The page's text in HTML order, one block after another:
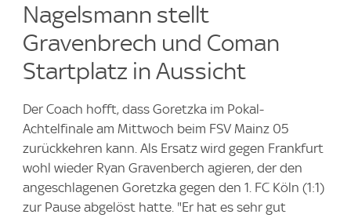
Nagelsmann stellt
Gravenbrech und Coman
Startplatz in Aussicht
Der Coach hofft, dass Goretzka im Pokal-
Achtelfinale am Mittwoch beim FSV Mainz 05
zurückkehren kann. Als Ersatz wird gegen Frankfurt
wohl wieder Ryan Gravenberch agieren, der den
angeschlagenen Goretzka gegen den 1. FC Köln (1:1)
zur Pause abgelöst hatte. "Er hat es sehr gut